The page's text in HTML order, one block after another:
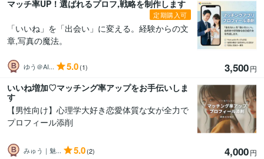
マッチ率UP！選ばれるプロフ,戦略を制作します
定期購入可
「いいね」を「出会い」に変える。経験からの文
章,写真の魔法。
ゆう＠AI... 5.0(1) 3,500円
いいね増加♡マッチング率アップをお手伝いしま
す
【男性向け】心理学大好き恋愛体質な女が全力で
プロフィール添削
みゅう｜魅... 5.0(2) 4,000円